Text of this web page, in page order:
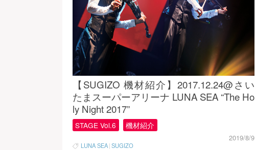
【SUGIZO 機材紹介】2017.12.24@さい
たまスーパーアリーナ LUNA SEA “The Ho
ly Night 2017”
STAGE Vol.6 機材紹介
2019/8/9
LUNA SEA |SUGIZO